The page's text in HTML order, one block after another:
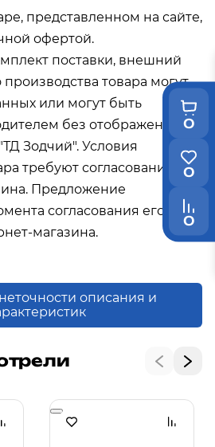
0
0
0
представленном на сайте,
офертой.
поставки, внешний
товара могут
или могут быть
без отображения в
Зодчий". Условия
требуют согласования с
Предложение
согласования его с
магазина.
описания и